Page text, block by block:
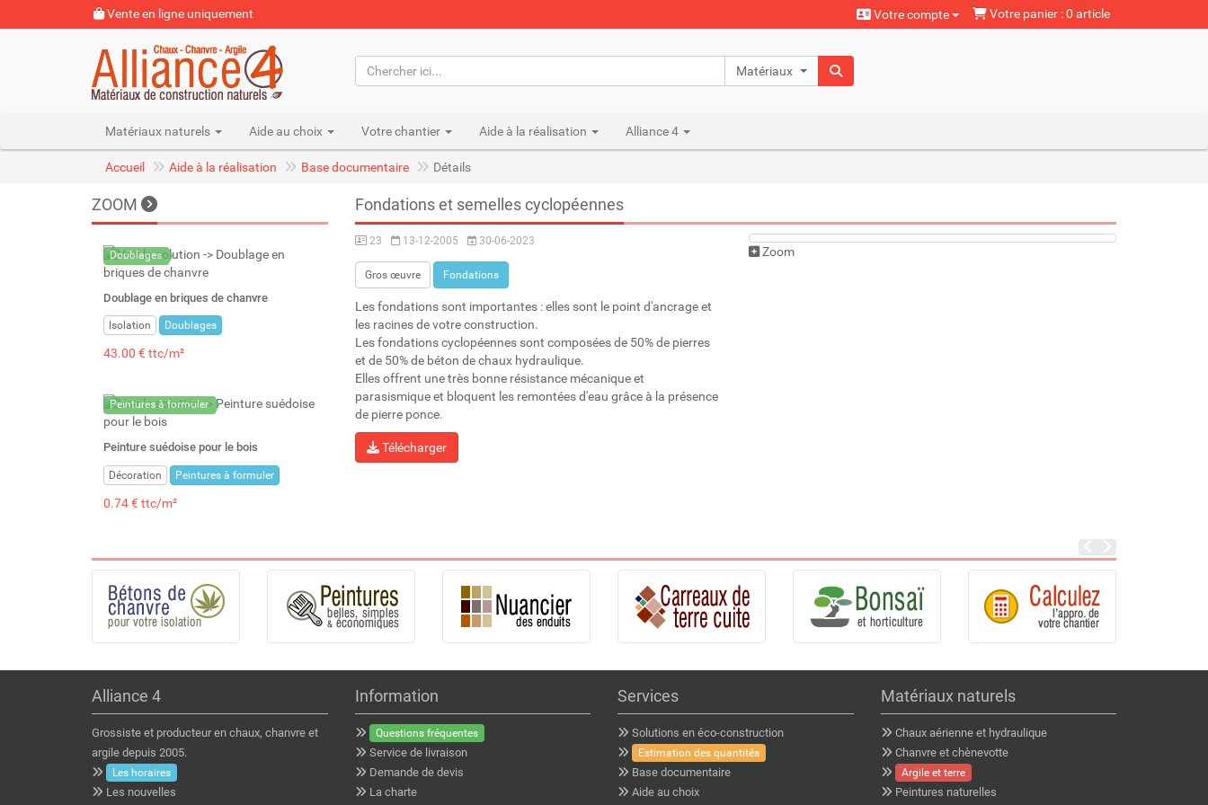
Vente en ligne uniquement Votre compte Votre panier : 0 article
Matériaux naturels
Matériaux naturels Aide au choix Votre chantier Aide à la réalisation Alliance 4
Accueil Aide à la réalisation Base documentaire Détails
ZOOM
Doublages
Doublage en briques de chanvre
Isolation Doublages
43.00 € ttc/m²
Peintures à formuler
Peinture suédoise pour le bois
Décoration Peintures à formuler
0.74 € ttc/m²
Fondations et semelles cyclopéennes
23 13-12-2005 30-06-2023
Gros œuvre Fondations
Les fondations sont importantes : elles sont le point d'ancrage et
les racines de votre construction.
Les fondations cyclopéennes sont composées de 50% de pierres
et de 50% de béton de chaux hydraulique.
Elles offrent une très bonne résistance mécanique et
parasismique et bloquent les remontées d'eau grâce à la présence
de pierre ponce.
Télécharger
Zoom
Alliance 4
Grossiste et producteur en chaux, chanvre et
argile depuis 2005.
Les horaires
Les nouvelles
Information
Questions fréquentes
Service de livraison
Demande de devis
La charte
Services
Solutions en éco-construction
Estimation des quantités
Base documentaire
Aide au choix
Matériaux naturels
Chaux aérienne et hydraulique
Chanvre et chènevotte
Argile et terre
Peintures naturelles